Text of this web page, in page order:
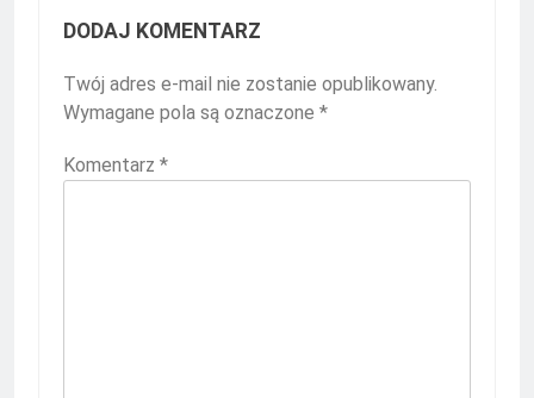
DODAJ KOMENTARZ
Twój adres e-mail nie zostanie opublikowany.
Wymagane pola są oznaczone *
Komentarz *